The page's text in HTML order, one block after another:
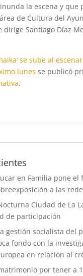
la escena y que
de Cultura del
dirige Santiago Díaz
se sube al
lunes se publicó
.
en Familia pone el
a las
Ciudad de La
de participación
gestión socialista del
fondo con la
en relación al
por tener a